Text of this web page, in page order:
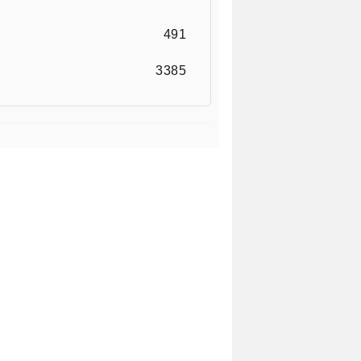
491
3385